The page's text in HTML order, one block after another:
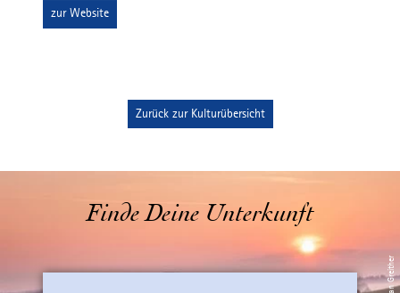
zur Website
Zurück zur Kulturübersicht
Finde Deine Unterkunft